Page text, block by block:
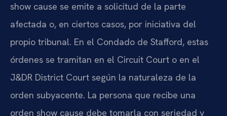
show cause se emite a solicitud de la parte
afectada o, en ciertos casos, por iniciativa del
propio tribunal. En el Condado de Stafford, estas
órdenes se tramitan en el Circuit Court o en el
J&DR District Court según la naturaleza de la
orden subyacente. La persona que recibe una
orden show cause debe tomarla con seriedad y